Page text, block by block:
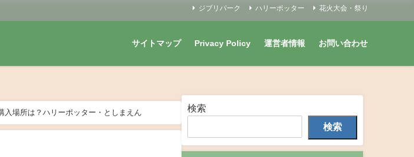
ジブリパーク ハリーポッター 花火大会・祭り
サイトマップ Privacy Policy 運営者情報 お問い合わせ
場所は？ハリーポッター・としまえん 検索
検索